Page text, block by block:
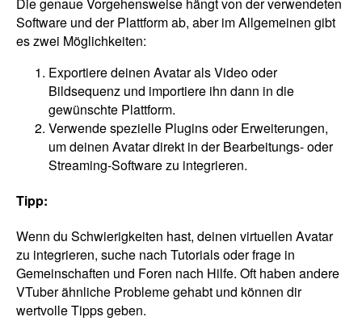
Software und der Plattform ab, aber im Allgemeinen gibt
es zwei Möglichkeiten:
Exportiere deinen Avatar als Video oder
Bildsequenz und importiere ihn dann in die
gewünschte Plattform.
Verwende spezielle Plugins oder Erweiterungen,
um deinen Avatar direkt in der Bearbeitungs- oder
Streaming-Software zu integrieren.
Tipp:
Wenn du Schwierigkeiten hast, deinen virtuellen Avatar
zu integrieren, suche nach Tutorials oder frage in
Gemeinschaften und Foren nach Hilfe. Oft haben andere
VTuber ähnliche Probleme gehabt und können dir
wertvolle Tipps geben.